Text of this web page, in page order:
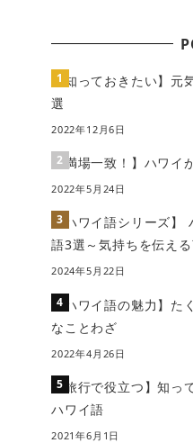
【知っておきたい】
選
2022年12月6日
【満場一致！】ハワイ
2022年5月24日
【ハワイ語シリーズ】
語3選～気持ちを伝える
2024年5月22日
【ハワイ語の魅力】た
なことわざ
2022年4月26日
【旅行で役立つ】知っ
ハワイ語
2021年6月1日